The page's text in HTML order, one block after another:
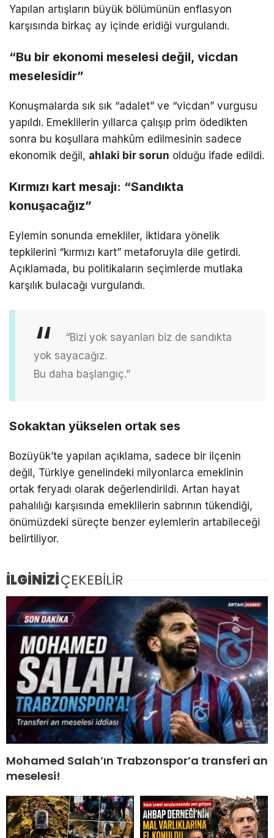
Yapılan artışların büyük bölümünün enflasyon
karşısında birkaç ay içinde eridiği vurgulandı.
“Bu bir ekonomi meselesi değil, vicdan
meselesidir”
Konuşmalarda sık sık “adalet” ve “vicdan” vurgusu
yapıldı. Emeklilerin yıllarca çalışıp prim ödedikten
sonra bu koşullara mahkûm edilmesinin sadece
ekonomik değil, ahlaki bir sorun olduğu ifade edildi.
Kırmızı kart mesajı: “Sandıkta
konuşacağız”
Eylemin sonunda emekliler, iktidara yönelik
tepkilerini “kırmızı kart” metaforuyla dile getirdi.
Açıklamada, bu politikaların seçimlerde mutlaka
karşılık bulacağı vurgulandı.
“Bizi yok sayanları biz de sandıkta
yok sayacağız.
Bu daha başlangıç.”
Sokaktan yükselen ortak ses
Bozüyük’te yapılan açıklama, sadece bir ilçenin
değil, Türkiye genelindeki milyonlarca emeklinin
ortak feryadı olarak değerlendirildi. Artan hayat
pahalılığı karşısında emeklilerin sabrının tükendiği,
önümüzdeki süreçte benzer eylemlerin artabileceği
belirtiliyor.
İLGİNİZİÇEKEBİLİR
Mohamed Salah’ın Trabzonspor’a transferi an
meselesi!